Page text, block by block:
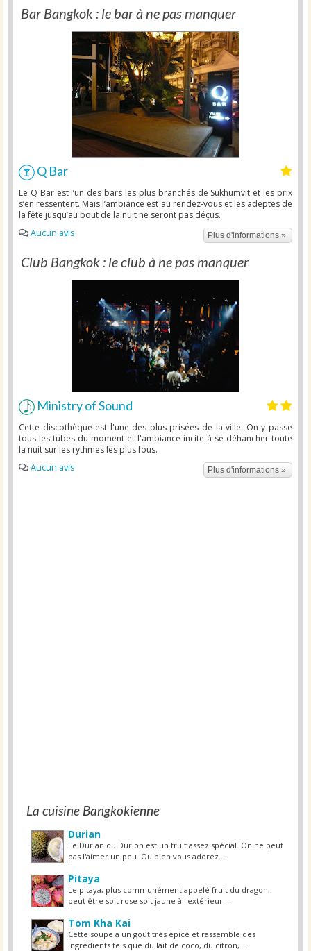
Bar Bangkok : le bar à ne pas manquer
Q Bar
Le Q Bar est l’un des bars les plus branchés de Sukhumvit et les prix
s’en ressentent. Mais l’ambiance est au rendez-vous et les adeptes de
la fête jusqu’au bout de la nuit ne seront pas déçus.
Plus d'informations »
Aucun avis
Club Bangkok : le club à ne pas manquer
Ministry of Sound
Cette discothèque est l'une des plus prisées de la ville. On y passe
tous les tubes du moment et l'ambiance incite à se déhancher toute
la nuit sur les rythmes les plus fous.
Plus d'informations »
Aucun avis
La cuisine Bangkokienne
Durian
Le Durian ou Durion est un fruit assez spécial. On ne peut
pas l'aimer un peu. Ou bien vous adorez...
Pitaya
Le pitaya, plus communément appelé fruit du dragon,
peut être soit rose soit jaune à l'extérieur....
Tom Kha Kai
Cette soupe a un goût très épicé et rassemble des
ingrédients tels que du lait de coco, du citron,...